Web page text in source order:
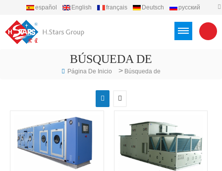
español English français Deutsch
русский
BÚSQUEDA DE
Página De Inicio > Búsqueda de